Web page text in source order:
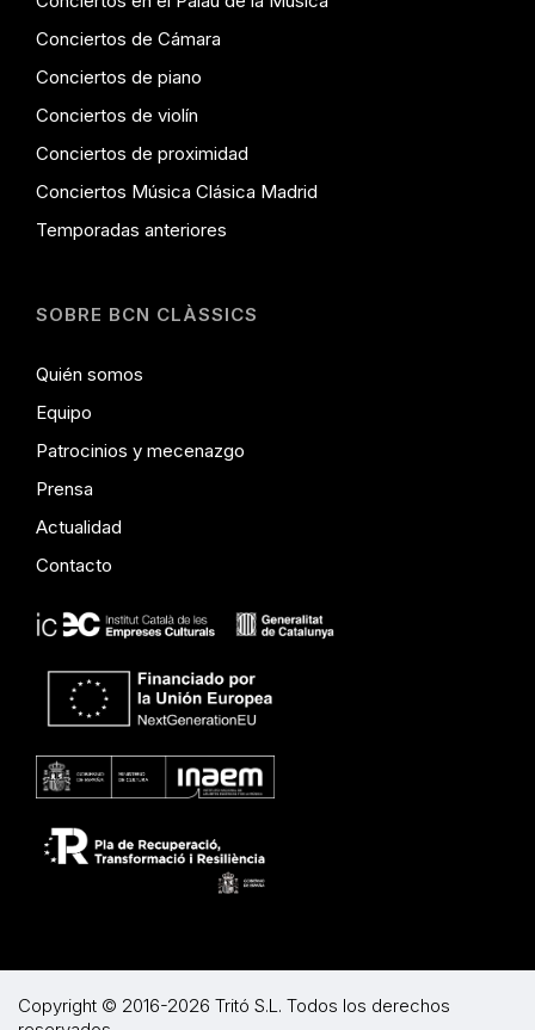
Conciertos de Cámara
Conciertos de piano
Conciertos de violín
Conciertos de proximidad
Conciertos Música Clásica Madrid
Temporadas anteriores
SOBRE BCN CLÀSSICS
Quién somos
Equipo
Patrocinios y mecenazgo
Prensa
Actualidad
Contacto
Copyright © 2016-2026 Tritó S.L. Todos los derechos